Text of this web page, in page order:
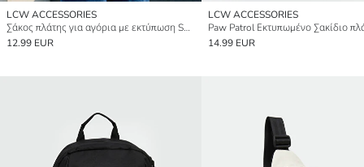
LCW ACCESSORIES
Σάκος πλάτης για αγόρια με εκτύπωση Sonic
12.99 EUR
LCW ACCESSORIES
14.99 EUR